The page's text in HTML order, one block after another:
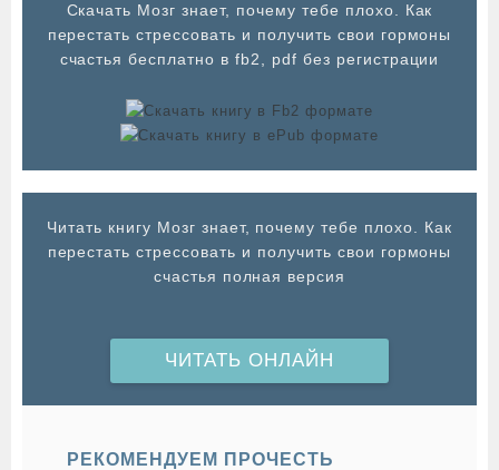
Cкачать Мозг знает, почему тебе плохо. Как
перестать стрессовать и получить свои гормоны
счастья бесплатно в fb2, pdf без регистрации
Читать книгу Мозг знает, почему тебе плохо. Как
перестать стрессовать и получить свои гормоны
счастья полная версия
ЧИТАТЬ ОНЛАЙН
РЕКОМЕНДУЕМ ПРОЧЕСТЬ